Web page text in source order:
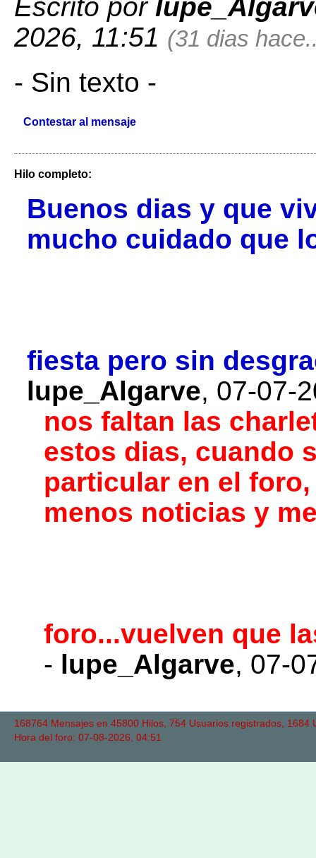
Escrito por
2026, 11:51 (31 dias
- Sin texto -
Contestar al mensaje
Hilo completo:
Buenos dias y que
mucho cuidado que
fiesta pero sin
lupe_Algarve, 07-07-
nos faltan las
estos dias, cuando
particular en el
menos noticias y
foro...vuelven que
- lupe_Algarve, 07-
168764 Mensajes en 45800 Hilos, 754 Usuarios registrados,
Hora del foro: 07-08-2026, 04:51